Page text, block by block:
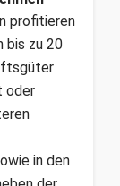
profitieren
bis zu 20
oder
in den